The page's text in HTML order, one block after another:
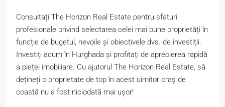
Consultați The Horizon Real Estate pentru sfaturi
profesionale privind selectarea celei mai bune proprietăți în
funcție de bugetul, nevoile și obiectivele dvs. de investiții.
Investiți acum în Hurghada și profitați de aprecierea rapidă
a pieței imobiliare. Cu ajutorul The Horizon Real Estate, să
dețineți o proprietate de top în acest uimitor oraș de
coastă nu a fost niciodată mai ușor!